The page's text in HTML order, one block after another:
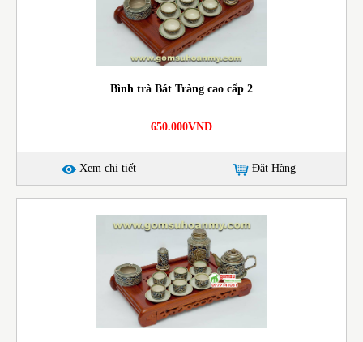
Bình trà Bát Tràng cao cấp 2
650.000VND
Xem chi tiết Đặt Hàng